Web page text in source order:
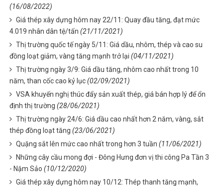
(16/08/2022)
Giá thép xây dựng hôm nay 22/11: Quay đầu tăng, đạt mức
4.019 nhân dân tệ/tấn (21/11/2021)
Thị trường quốc tế ngày 5/11: Giá dầu, nhôm, thép và cao su
đồng loạt giảm, vàng tăng mạnh trở lại (04/11/2021)
Thị trường ngày 3/9: Giá dầu tăng, nhôm cao nhất trong 10
năm, than cốc cao kỷ lục(02/09/2021)
VSA khuyến nghị thúc đẩy sản xuất thép, giá bán hợp lý để ổn
định thị trường (28/06/2021)
Thị trường ngày 24/6: Giá dầu cao nhất hơn 2 năm, vàng, sắt
thép đồng loạt tăng (23/06/2021)
Quặng sắt lên mức cao nhất trong hơn 3 tuần (11/06/2021)
Những cây cầu mong đợi - Đông Hưng đơn vị thi công Pa Tần 3
- Nậm Sảo (10/12/2020)
Giá thép xây dựng hôm nay 10/12: Thép thanh tăng mạnh,